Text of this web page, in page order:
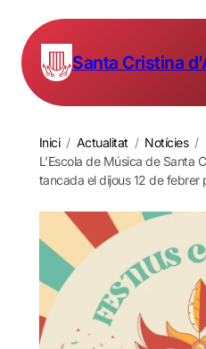
Santa Cristina
Inici / Actualitat / Notícies /
L’Escola de Música de Santa
tancada el dijous 12 de febrer